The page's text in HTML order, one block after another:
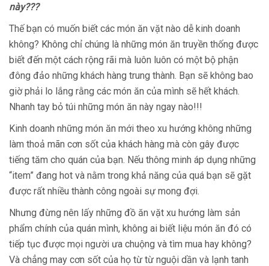
này???
Thế bạn có muốn biết các món ăn vặt nào dễ kinh doanh
không? Không chỉ chúng là những món ăn truyền thống được
biết đến một cách rộng rãi mà luôn luôn có một bộ phận
đông đảo những khách hàng trung thành. Bạn sẽ không bao
giờ phải lo lắng rằng các món ăn của mình sẽ hết khách.
Nhanh tay bỏ túi những món ăn này ngay nào!!!
Kinh doanh những món ăn mới theo xu hướng không những
làm thoả mãn cơn sốt của khách hàng mà còn gây được
tiếng tăm cho quán của bạn. Nếu thông minh áp dụng những
“item” đang hot và nằm trong khả năng của quá bạn sẽ gặt
được rất nhiều thành công ngoài sự mong đợi.
Nhưng đừng nên lấy những đồ ăn vặt xu hướng làm sản
phẩm chính của quán mình, không ai biết liệu món ăn đó có
tiếp tục được mọi người ưa chuộng và tìm mua hay không?
Và chẳng may cơn sốt của họ từ từ nguội dần và lạnh tanh